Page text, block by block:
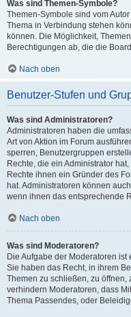
Was sind Themen-Symbole?
Themen-Symbole sind vom
Thema in Verbindung stehen
können. Die Möglichkeit,
Berechtigungen ab, die die
Nach oben
Benutzer-Stufen und
Was sind Administratoren?
Administratoren haben die
Art von Aktion im Forum
sperren, Benutzergruppen
Rechte, die ein Administrator
Rechte ihnen ein Gründer des
hat. Administratoren können
wenn ihnen das entsprechende
Nach oben
Was sind Moderatoren?
Die Aufgabe der Moderatoren
Sie haben das Recht, in ihrem
Themen zu schließen, zu
verhindern Moderatoren, dass
Thema Passendes, oder